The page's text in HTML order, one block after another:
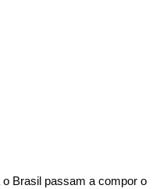
Brasil passam a compor o